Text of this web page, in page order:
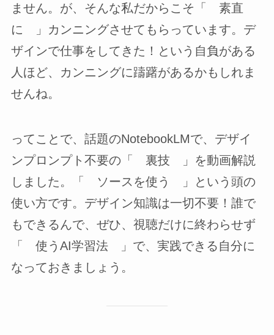
ません。が、そんな私だからこそ「 素直
に 」カンニングさせてもらっています。デ
ザインで仕事をしてきた！という自負がある
人ほど、カンニングに躊躇があるかもしれま
せんね。
ってことで、話題のNotebookLMで、デザイ
ンプロンプト不要の「 裏技 」を動画解説
しました。「 ソースを使う 」という頭の
使い方です。デザイン知識は一切不要！誰で
もできるんで、ぜひ、視聴だけに終わらせず
「 使うAI学習法 」で、実践できる自分に
なっておきましょう。